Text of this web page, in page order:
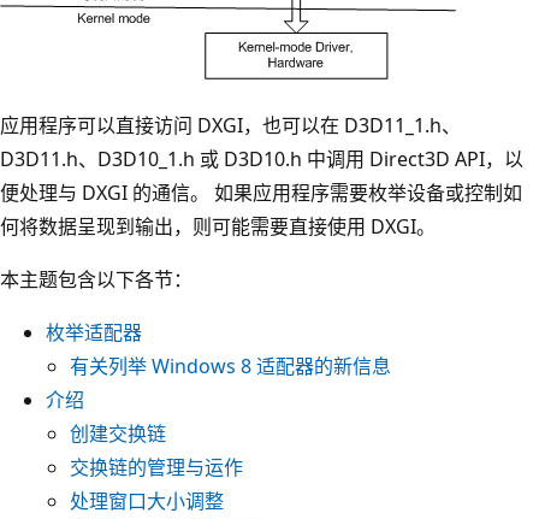
应用程序可以直接访问 DXGI，也可以在 D3D11_1.h、
D3D11.h、D3D10_1.h 或 D3D10.h 中调用 Direct3D API，以
便处理与 DXGI 的通信。 如果应用程序需要枚举设备或控制如
何将数据呈现到输出，则可能需要直接使用 DXGI。
本主题包含以下各节：
枚举适配器
有关列举 Windows 8 适配器的新信息
介绍
创建交换链
交换链的管理与运作
处理窗口大小调整